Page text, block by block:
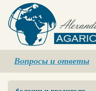
Agaricus.ru
Вопросы и ответы